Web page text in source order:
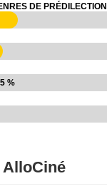
DE PRÉDILECTION
%